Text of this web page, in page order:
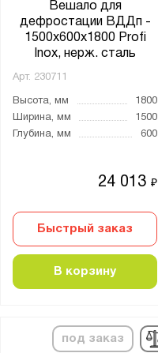
Вешало для
дефростации ВДДп -
1500x600x1800 Profi
Inox, нерж. сталь
Арт. 230711
Высота, мм
1800
Ширина, мм
1500
Глубина, мм
600
24 013₽
Быстрый заказ
В корзину
под заказ